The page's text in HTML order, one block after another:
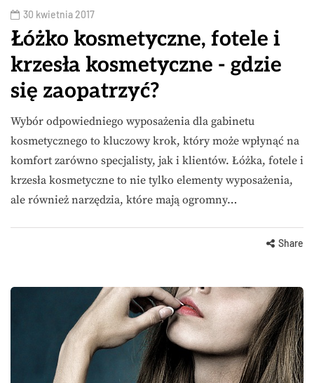
30 kwietnia 2017
Łóżko kosmetyczne, fotele i
krzesła kosmetyczne - gdzie
się zaopatrzyć?
Wybór odpowiedniego wyposażenia dla gabinetu
kosmetycznego to kluczowy krok, który może wpłynąć na
komfort zarówno specjalisty, jak i klientów. Łóżka, fotele i
krzesła kosmetyczne to nie tylko elementy wyposażenia,
ale również narzędzia, które mają ogromny…
Share